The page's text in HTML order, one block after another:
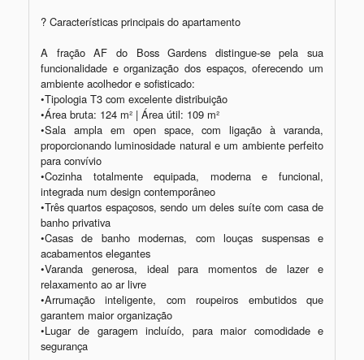
? Características principais do apartamento
A fração AF do Boss Gardens distingue-se pela sua
funcionalidade e organização dos espaços, oferecendo um
ambiente acolhedor e sofisticado:
•Tipologia T3 com excelente distribuição
•Área bruta: 124 m² | Área útil: 109 m²
•Sala ampla em open space, com ligação à varanda,
proporcionando luminosidade natural e um ambiente perfeito
para convívio
•Cozinha totalmente equipada, moderna e funcional,
integrada num design contemporâneo
•Três quartos espaçosos, sendo um deles suíte com casa de
banho privativa
•Casas de banho modernas, com louças suspensas e
acabamentos elegantes
•Varanda generosa, ideal para momentos de lazer e
relaxamento ao ar livre
•Arrumação inteligente, com roupeiros embutidos que
garantem maior organização
•Lugar de garagem incluído, para maior comodidade e
segurança